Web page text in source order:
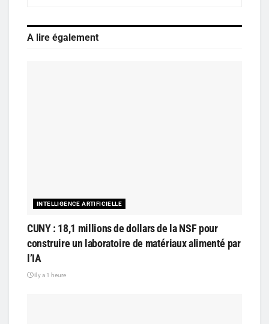
A lire également
INTELLIGENCE ARTIFICIELLE
CUNY : 18,1 millions de dollars de la NSF pour
construire un laboratoire de matériaux alimenté par
l’IA
il y a 1 heure